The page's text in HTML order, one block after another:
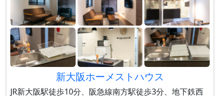
新大阪ホーメストハウス
JR新大阪駅徒歩10分、阪急線南方駅徒歩3分、地下鉄西